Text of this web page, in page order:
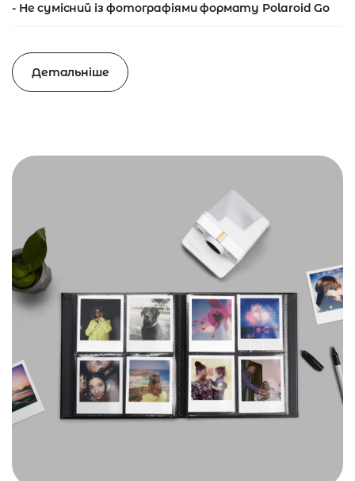
- Не сумісний із фотографіями формату Polaroid Go​
Детальніше